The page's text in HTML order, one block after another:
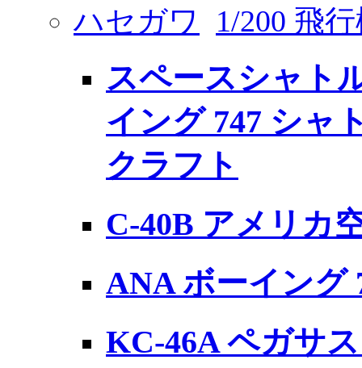
ハセガワ 1/200 飛
スペースシャト
イング 747 シャ
クラフト
C-40B アメリカ
ANA ボーイング
KC-46A ペガサ